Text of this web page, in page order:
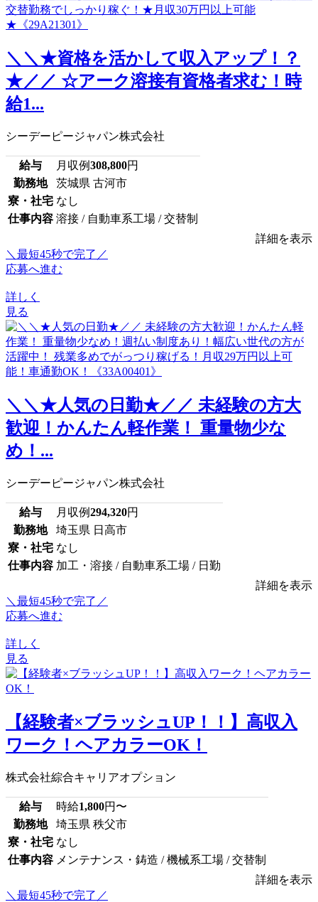
＼＼★資格を活かして収入アップ！？
★／／ ☆アーク溶接有資格者求む！時
給1...
シーデーピージャパン株式会社
給与 月収例308,800円
勤務地
茨城県 古河市
寮・社宅 なし
仕事内容 溶接 / 自動車系工場 / 交替制
詳細を表示
＼最短45秒で完了／
応募へ進む
詳しく
見る
＼＼★人気の日勤★／／ 未経験の方大
歓迎！かんたん軽作業！ 重量物少な
め！...
シーデーピージャパン株式会社
給与 月収例294,320円
勤務地
埼玉県 日高市
寮・社宅 なし
仕事内容 加工・溶接 / 自動車系工場 / 日勤
詳細を表示
＼最短45秒で完了／
応募へ進む
詳しく
見る
【経験者×ブラッシュUP！！】高収入
ワーク！ヘアカラーOK！
株式会社綜合キャリアオプション
給与 時給1,800円〜
勤務地
埼玉県 秩父市
寮・社宅 なし
仕事内容 メンテナンス・鋳造 / 機械系工場 / 交替制
詳細を表示
＼最短45秒で完了／